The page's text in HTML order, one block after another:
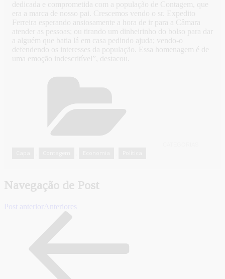
dedicada e comprometida com a população de Contagem, que
era a marca de nosso pai. Crescemos vendo o sr. Expedito
Ferreira esperando ansiosamente a hora de ir para a Câmara
atender as pessoas; ou tirando um dinheirinho do bolso para dar
a alguém que batia lá em casa pedindo ajuda; vendo-o
defendendo os interesses da população. Essa homenagem é de
uma emoção indescritível”, destacou.
Navegação de Post
Post anterior Anteriores